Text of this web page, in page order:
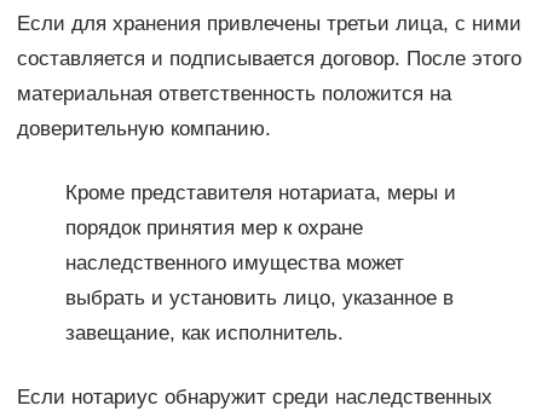
Если для хранения привлечены третьи лица, с ними
составляется и подписывается договор. После этого
материальная ответственность положится на
доверительную компанию.
Кроме представителя нотариата, меры и
порядок принятия мер к охране
наследственного имущества может
выбрать и установить лицо, указанное в
завещание, как исполнитель.
Если нотариус обнаружит среди наследственных